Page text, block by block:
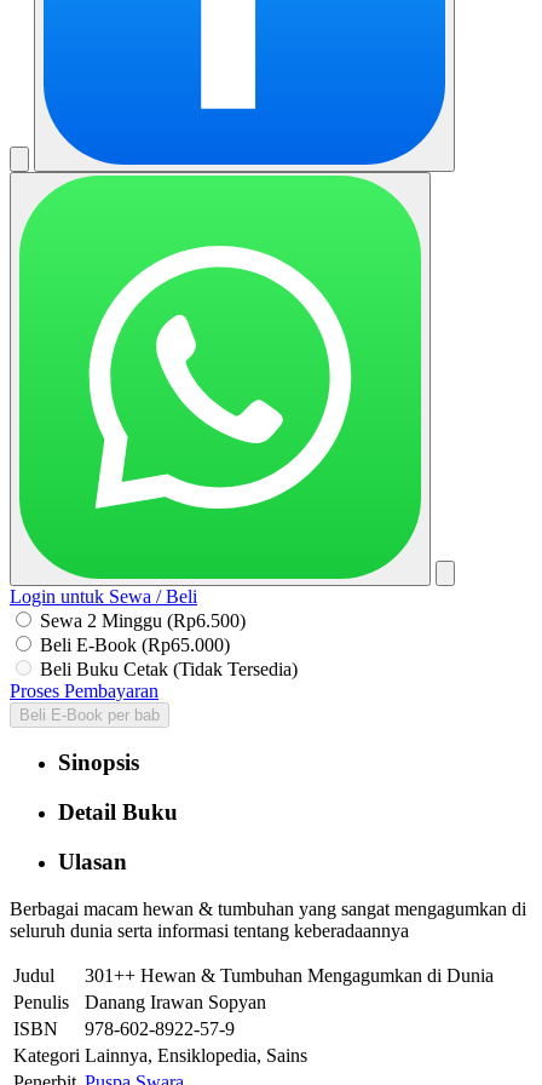
Login untuk Sewa / Beli
Sewa 2 Minggu (Rp6.500)
Beli E-Book (Rp65.000)
Beli Buku Cetak (Tidak Tersedia)
Proses Pembayaran
Beli E-Book per bab
Sinopsis
Detail Buku
Ulasan
Berbagai macam hewan & tumbuhan yang sangat mengagumkan di
seluruh dunia serta informasi tentang keberadaannya
Judul
301++ Hewan & Tumbuhan Mengagumkan di Dunia
Penulis
Danang Irawan Sopyan
ISBN
978-602-8922-57-9
Kategori Lainnya, Ensiklopedia, Sains